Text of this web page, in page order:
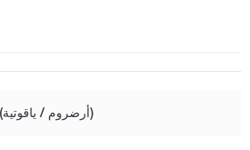
(أرضروم / ياقوتية)